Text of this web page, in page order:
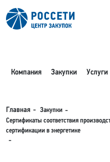
Компания Закупки Услуги
Главная
Закупки
Сертификаты соответствия
сертификации в энергетике